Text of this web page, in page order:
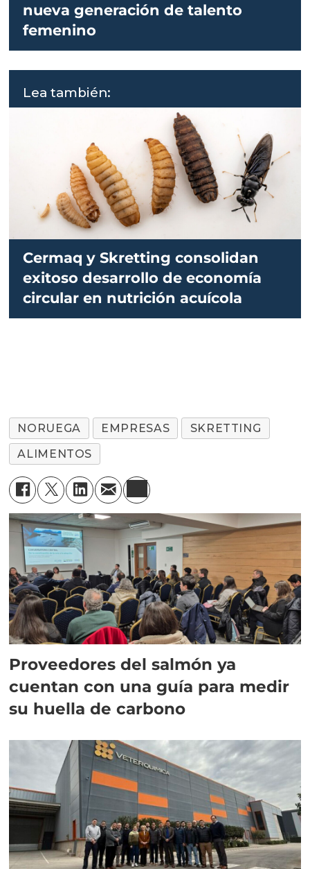
nueva generación de talento
femenino
Lea también:
Cermaq y Skretting consolidan
exitoso desarrollo de economía
circular en nutrición acuícola
NORUEGA EMPRESAS
SKRETTING
ALIMENTOS
Proveedores del salmón ya
cuentan con una guía para medir
su huella de carbono